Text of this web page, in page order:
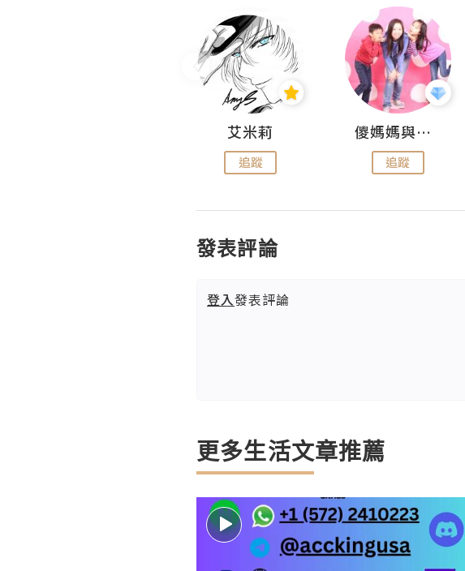
艾米莉
追蹤
儍媽媽與兩隻小魔怪之家
追蹤
發表評論
登入發表評論
更多生活文章推薦